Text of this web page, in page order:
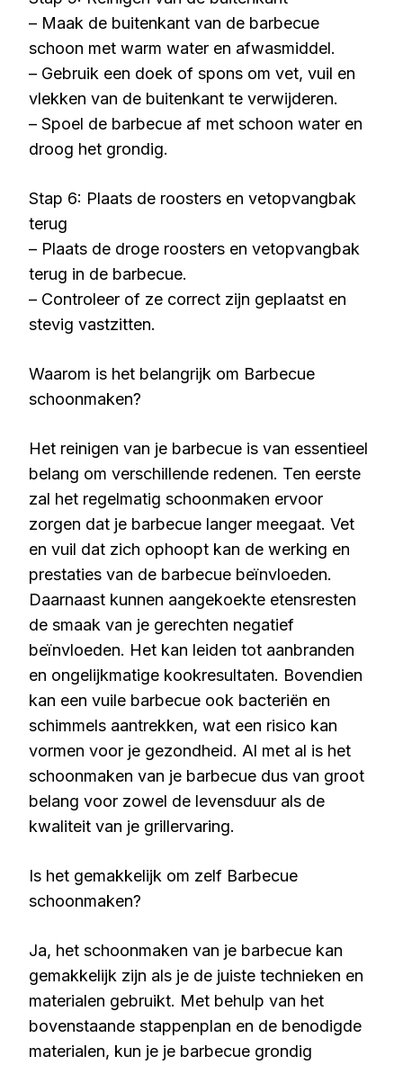
– Maak de buitenkant van de barbecue
schoon met warm water en afwasmiddel.
– Gebruik een doek of spons om vet, vuil en
vlekken van de buitenkant te verwijderen.
– Spoel de barbecue af met schoon water en
droog het grondig.
Stap 6: Plaats de roosters en vetopvangbak
terug
– Plaats de droge roosters en vetopvangbak
terug in de barbecue.
– Controleer of ze correct zijn geplaatst en
stevig vastzitten.
Waarom is het belangrijk om Barbecue
schoonmaken?
Het reinigen van je barbecue is van essentieel
belang om verschillende redenen. Ten eerste
zal het regelmatig schoonmaken ervoor
zorgen dat je barbecue langer meegaat. Vet
en vuil dat zich ophoopt kan de werking en
prestaties van de barbecue beïnvloeden.
Daarnaast kunnen aangekoekte etensresten
de smaak van je gerechten negatief
beïnvloeden. Het kan leiden tot aanbranden
en ongelijkmatige kookresultaten. Bovendien
kan een vuile barbecue ook bacteriën en
schimmels aantrekken, wat een risico kan
vormen voor je gezondheid. Al met al is het
schoonmaken van je barbecue dus van groot
belang voor zowel de levensduur als de
kwaliteit van je grillervaring.
Is het gemakkelijk om zelf Barbecue
schoonmaken?
Ja, het schoonmaken van je barbecue kan
gemakkelijk zijn als je de juiste technieken en
materialen gebruikt. Met behulp van het
bovenstaande stappenplan en de benodigde
materialen, kun je je barbecue grondig